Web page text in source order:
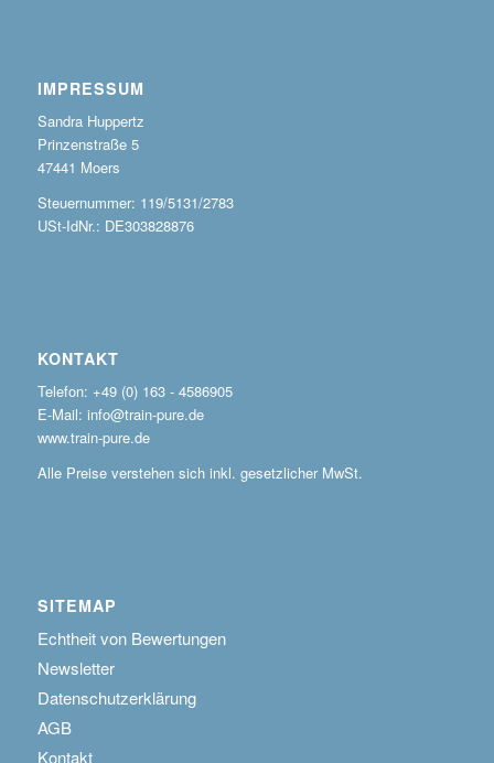
IMPRESSUM
Sandra Huppertz
Prinzenstraße 5
47441 Moers
Steuernummer: 119/5131/2783
USt-IdNr.: DE303828876
KONTAKT
Telefon: +49 (0) 163 - 4586905
E-Mail: info@train-pure.de
www.train-pure.de
Alle Preise verstehen sich inkl. gesetzlicher MwSt.
SITEMAP
Echtheit von Bewertungen
Newsletter
Datenschutzerklärung
AGB
Kontakt